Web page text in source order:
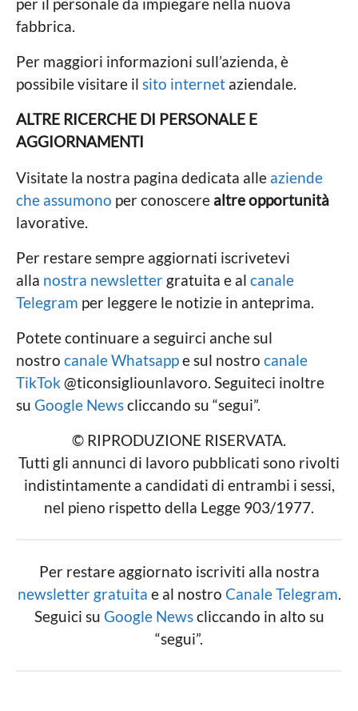
fabbrica.
Per maggiori informazioni sull’azienda, è
possibile visitare il sito internet aziendale.
ALTRE RICERCHE DI PERSONALE E
AGGIORNAMENTI
Visitate la nostra pagina dedicata alle aziende
che assumono per conoscere altre opportunità
lavorative.
Per restare sempre aggiornati iscrivetevi
alla nostra newsletter gratuita e al canale
Telegram per leggere le notizie in anteprima.
Potete continuare a seguirci anche sul
nostro canale Whatsappe sul nostro canale
TikTok @ticonsigliounlavoro. Seguiteci inoltre
su Google Newscliccando su “segui”.
© RIPRODUZIONE RISERVATA.
Tutti gli annunci di lavoro pubblicati sono rivolti
indistintamente a candidati di entrambi i sessi,
nel pieno rispetto della Legge 903/1977.
Per restare aggiornato iscriviti alla nostra
newsletter gratuita e al nostro Canale Telegram.
Seguici su Google Newscliccando in alto su
“segui”.